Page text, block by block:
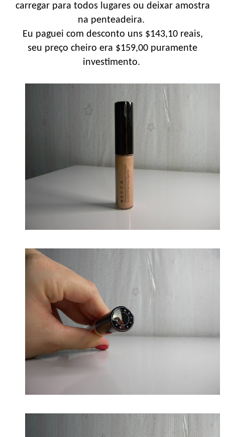
carregar para todos lugares ou deixar amostra
na penteadeira.
Eu paguei com desconto uns $143,10 reais,
seu preço cheiro era $159,00 puramente
investimento.